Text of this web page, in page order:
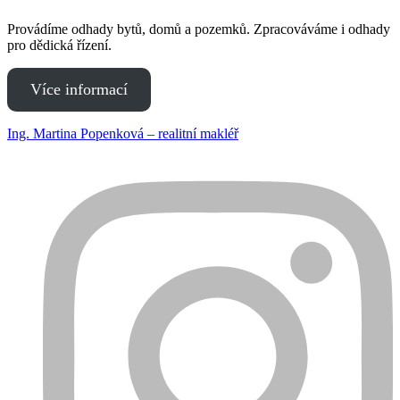
Provádíme odhady bytů, domů a pozemků. Zpracováváme i odhady
pro dědická řízení.
Více informací
Ing. Martina Popenková – realitní makléř